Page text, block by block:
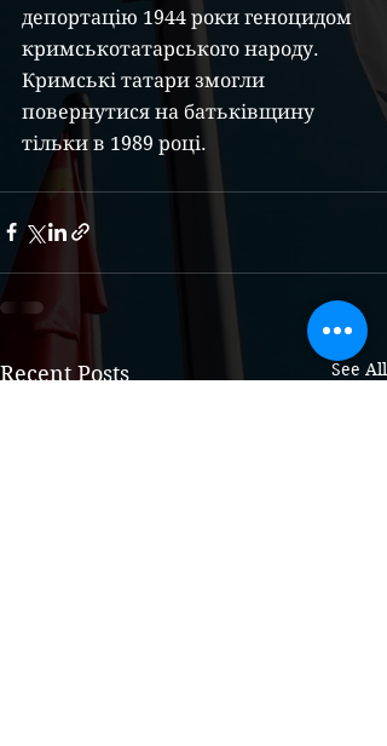
депортацію 1944 роки геноцидом
кримськотатарського народу.
Кримські татари змогли
повернутися на батьківщину
тільки в 1989 році.
Recent Posts See All